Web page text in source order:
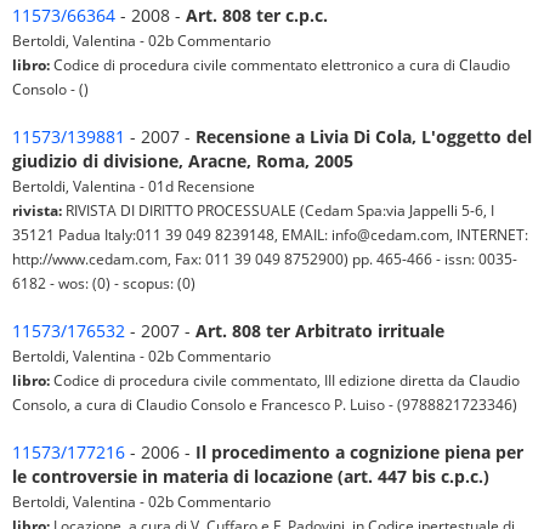
11573/66364 - 2008 - Art. 808 ter c.p.c.
Bertoldi, Valentina - 02b Commentario
libro:Codice di procedura civile commentato elettronico a cura di Claudio
Consolo - ()
11573/139881 - 2007 - Recensione a Livia Di Cola, L'oggetto del
giudizio di divisione, Aracne, Roma, 2005
Bertoldi, Valentina - 01d Recensione
rivista: RIVISTA DI DIRITTO PROCESSUALE (Cedam Spa:via Jappelli 5-6, I
35121 Padua Italy:011 39 049 8239148, EMAIL: info@cedam.com, INTERNET:
http://www.cedam.com, Fax: 011 39 049 8752900) pp. 465-466 - issn: 0035-
6182 - wos: (0) - scopus: (0)
11573/176532 - 2007 - Art. 808 ter Arbitrato irrituale
Bertoldi, Valentina - 02b Commentario
libro:Codice di procedura civile commentato, III edizione diretta da Claudio
Consolo, a cura di Claudio Consolo e Francesco P. Luiso - (9788821723346)
11573/177216 - 2006 - Il procedimento a cognizione piena per
le controversie in materia di locazione (art. 447 bis c.p.c.)
Bertoldi, Valentina - 02b Commentario